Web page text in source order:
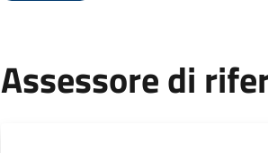
Assessore di